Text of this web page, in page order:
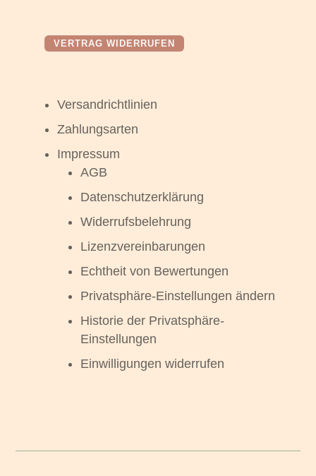
VERTRAG WIDERRUFEN
Versandrichtlinien
Zahlungsarten
Impressum
AGB
Datenschutzerklärung
Widerrufsbelehrung
Lizenzvereinbarungen
Echtheit von Bewertungen
Privatsphäre-Einstellungen ändern
Historie der Privatsphäre-
Einstellungen
Einwilligungen widerrufen